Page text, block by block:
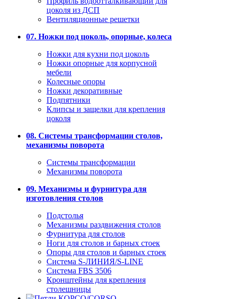
цоколя из ДСП
Вентиляционные решетки
07. Ножки под цоколь, опорные, колеса
Ножки для кухни под цоколь
Ножки опорные для корпусной
мебели
Колесные опоры
Ножки декоративные
Подпятники
Клипсы и защелки для крепления
цоколя
08. Системы трансформации столов,
механизмы поворота
Системы трансформации
Механизмы поворота
09. Механизмы и фурнитура для
изготовления столов
Подстолья
Механизмы раздвижения столов
Фурнитура для столов
Ноги для столов и барных стоек
Опоры для столов и барных стоек
Система S-ЛИНИЯ/S-LINE
Система FBS 3506
Кронштейны для крепления
столешницы